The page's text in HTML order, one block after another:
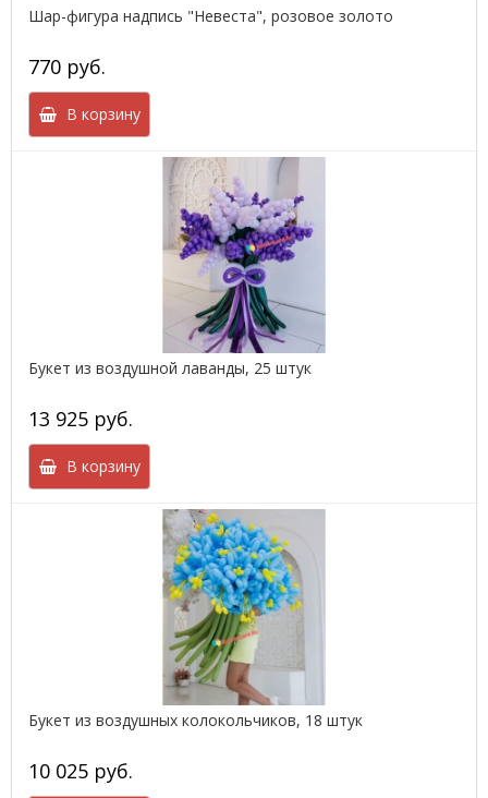
Шар-фигура надпись "Невеста", розовое золото
770 руб.
В корзину
Букет из воздушной лаванды, 25 штук
13 925 руб.
В корзину
Букет из воздушных колокольчиков, 18 штук
10 025 руб.